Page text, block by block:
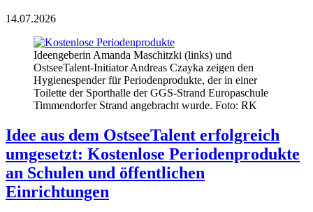
14.07.2026
Ideengeberin Amanda Maschitzki (links) und
OstseeTalent-Initiator Andreas Czayka zeigen den
Hygienespender für Periodenprodukte, der in einer
Toilette der Sporthalle der GGS-Strand Europaschule
Timmendorfer Strand angebracht wurde. Foto: RK
Idee aus dem OstseeTalent erfolgreich
umgesetzt: Kostenlose Periodenprodukte
an Schulen und öffentlichen
Einrichtungen